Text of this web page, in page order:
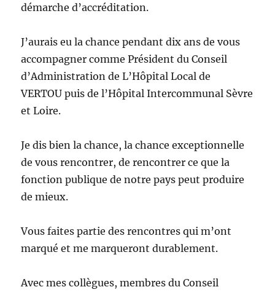
démarche d’accréditation.
J’aurais eu la chance pendant dix ans de vous
accompagner comme Président du Conseil
d’Administration de L’Hôpital Local de
VERTOU puis de l’Hôpital Intercommunal Sèvre
et Loire.
Je dis bien la chance, la chance exceptionnelle
de vous rencontrer, de rencontrer ce que la
fonction publique de notre pays peut produire
de mieux.
Vous faites partie des rencontres qui m’ont
marqué et me marqueront durablement.
Avec mes collègues, membres du Conseil